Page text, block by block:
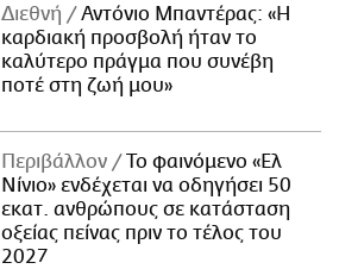
Διεθνή
Αντόνιο Μπαντέρας: «Η
καρδιακή προσβολή ήταν το
καλύτερο πράγμα που συνέβη
ποτέ στη ζωή μου»
Περιβάλλον
Το φαινόμενο «Ελ
Νίνιο» ενδέχεται να οδηγήσει 50
εκατ. ανθρώπους σε κατάσταση
οξείας πείνας πριν το τέλος του
2027